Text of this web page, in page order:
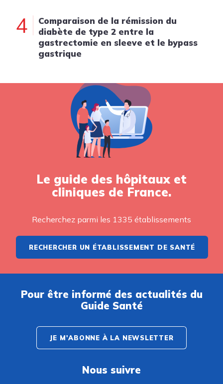
4
Comparaison de la rémission du
diabète de type 2 entre la
gastrectomie en sleeve et le bypass
gastrique
Le guide des hôpitaux et
cliniques de France.
Recherchez parmi les 1335 établissements
RECHERCHER UN ÉTABLISSEMENT DE SANTÉ
Pour être informé des actualités du
Guide Santé
JE M'ABONNE À LA NEWSLETTER
Nous suivre